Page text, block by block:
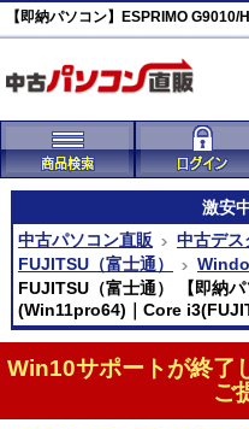
激安
中古パソコン直販
中古デス
FUJITSU（富士通）
FUJITSU（富士通） 【即納
(Win11pro64)｜Core
Win10サポートが終了
ご